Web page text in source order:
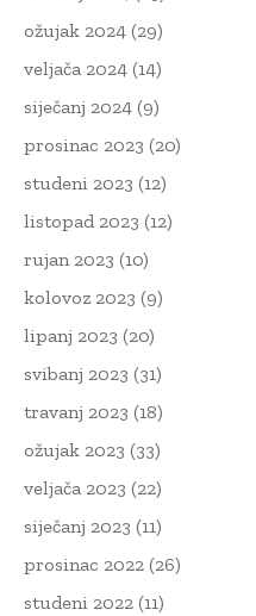
ožujak 2024 (29)
veljača 2024 (14)
siječanj 2024 (9)
prosinac 2023 (20)
studeni 2023 (12)
listopad 2023 (12)
rujan 2023 (10)
kolovoz 2023 (9)
lipanj 2023 (20)
svibanj 2023 (31)
travanj 2023 (18)
ožujak 2023 (33)
veljača 2023 (22)
siječanj 2023 (11)
prosinac 2022 (26)
studeni 2022 (11)